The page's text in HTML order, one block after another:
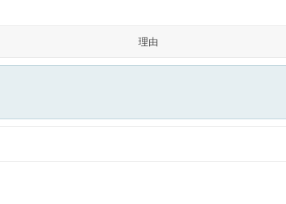
理由